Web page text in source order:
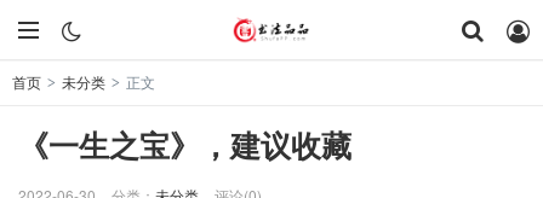
首页 > 未分类 > 正文
《一生之宝》，建议收藏